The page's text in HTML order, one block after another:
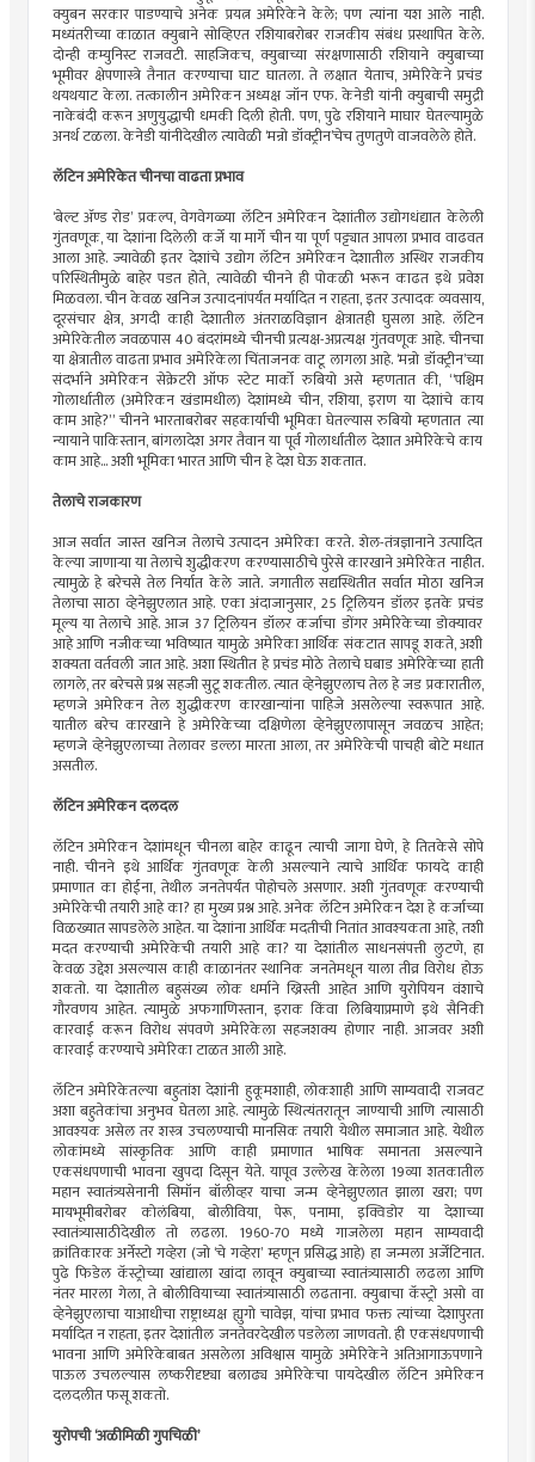
क्युबन सरकार पाडण्याचे अनेक प्रयत्न अमेरिकेने केले; पण त्यांना यश आले नाही.
मध्यंतरीच्या काळात क्युबाने सोव्हिएत रशियाबरोबर राजकीय संबंध प्रस्थापित केले.
दोन्ही कम्युनिस्ट राजवटी. साहजिकच, क्युबाच्या संरक्षणासाठी रशियाने क्युबाच्या
भूमीवर क्षेपणास्त्रे तैनात करण्याचा घाट घातला. ते लक्षात येताच, अमेरिकेने प्रचंड
थयथयाट केला. तत्कालीन अमेरिकन अध्यक्ष जॉन एफ. केनेडी यांनी क्युबाची समुद्री
नाकेबंदी करून अणुयुद्धाची धमकी दिली होती. पण, पुढे रशियाने माघार घेतल्यामुळे
अनर्थ टळला. केनेडी यांनीदेखील त्यावेळी ‌‘मन्रो डॉक्ट्रीन‌’चेच तुणतुणे वाजवलेले होते.
लॅटिन अमेरिकेत चीनचा वाढता प्रभाव
‌‘बेल्ट ॲण्ड रोड‌’ प्रकल्प, वेगवेगळ्या लॅटिन अमेरिकन देशांतील उद्योगधंद्यात केलेली
गुंतवणूक, या देशांना दिलेली कर्जे या मार्गे चीन या पूर्ण पट्ट्यात आपला प्रभाव वाढवत
आला आहे. ज्यावेळी इतर देशांचे उद्योग लॅटिन अमेरिकन देशातील अस्थिर राजकीय
परिस्थितीमुळे बाहेर पडत होते, त्यावेळी चीनने ही पोकळी भरून काढत इथे प्रवेश
मिळवला. चीन केवळ खनिज उत्पादनांपर्यंत मर्यादित न राहता, इतर उत्पादक व्यवसाय,
दूरसंचार क्षेत्र, अगदी काही देशातील अंतराळविज्ञान क्षेत्रातही घुसला आहे. लॅटिन
अमेरिकेतील जवळपास 40 बंदरांमध्ये चीनची प्रत्यक्ष-अप्रत्यक्ष गुंतवणूक आहे. चीनचा
या क्षेत्रातील वाढता प्रभाव अमेरिकेला चिंताजनक वाटू लागला आहे. ‌‘मन्रो डॉक्ट्रीन‌’च्या
संदर्भाने अमेरिकन सेक्रेटरी ऑफ स्टेट मार्को रुबियो असे म्हणतात की, “पश्चिम
गोलार्धातील (अमेरिकन खंडामधील) देशांमध्ये चीन, रशिया, इराण या देशांचे काय
काम आहे?” चीनने भारताबरोबर सहकार्याची भूमिका घेतल्यास रुबियो म्हणतात त्या
न्यायाने पाकिस्तान, बांगलादेश अगर तैवान या पूर्व गोलार्धातील देशात अमेरिकेचे काय
काम आहे... अशी भूमिका भारत आणि चीन हे देश घेऊ शकतात.
तेलाचे राजकारण
आज सर्वात जास्त खनिज तेलाचे उत्पादन अमेरिका करते. शेल-तंत्रज्ञानाने उत्पादित
केल्या जाणाऱ्या या तेलाचे शुद्धीकरण करण्यासाठीचे पुरेसे कारखाने अमेरिकेत नाहीत.
त्यामुळे हे बरेचसे तेल निर्यात केले जाते. जगातील सद्यस्थितीत सर्वात मोठा खनिज
तेलाचा साठा व्हेनेझुएलात आहे. एका अंदाजानुसार, 25 ट्रिलियन डॉलर इतके प्रचंड
मूल्य या तेलाचे आहे. आज 37 ट्रिलियन डॉलर कर्जाचा डोंगर अमेरिकेच्या डोक्यावर
आहे आणि नजीकच्या भविष्यात यामुळे अमेरिका आर्थिक संकटात सापडू शकते, अशी
शक्यता वर्तवली जात आहे. अशा स्थितीत हे प्रचंड मोठे तेलाचे घबाड अमेरिकेच्या हाती
लागले, तर बरेचसे प्रश्न सहजी सुटू शकतील. त्यात व्हेनेझुएलाच तेल हे जड प्रकारातील,
म्हणजे अमेरिकन तेल शुद्धीकरण कारखान्यांना पाहिजे असलेल्या स्वरूपात आहे.
यातील बरेच कारखाने हे अमेरिकेच्या दक्षिणेला व्हेनेझुएलापासून जवळच आहेत;
म्हणजे व्हेनेझुएलाच्या तेलावर डल्ला मारता आला, तर अमेरिकेची पाचही बोटे मधात
असतील.
लॅटिन अमेरिकन दलदल
लॅटिन अमेरिकन देशांमधून चीनला बाहेर काढून त्याची जागा घेणे, हे तितकेसे सोपे
नाही. चीनने इथे आर्थिक गुंतवणूक केली असल्याने त्याचे आर्थिक फायदे काही
प्रमाणात का होईना, तेथील जनतेपर्यंत पोहोचले असणार. अशी गुंतवणूक करण्याची
अमेरिकेची तयारी आहे का? हा मुख्य प्रश्न आहे. अनेक लॅटिन अमेरिकन देश हे कर्जाच्या
विळख्यात सापडलेले आहेत. या देशांना आर्थिक मदतीची नितांत आवश्यकता आहे, तशी
मदत करण्याची अमेरिकेची तयारी आहे का? या देशांतील साधनसंपत्ती लुटणे, हा
केवळ उद्देश असल्यास काही काळानंतर स्थानिक जनतेमधून याला तीव्र विरोध होऊ
शकतो. या देशातील बहुसंख्य लोक धर्माने ख्रिस्ती आहेत आणि युरोपियन वंशाचे
गौरवणय आहेत. त्यामुळे अफगाणिस्तान, इराक किंवा लिबियाप्रमाणे इथे सैनिकी
कारवाई करून विरोध संपवणे अमेरिकेला सहजशक्य होणार नाही. आजवर अशी
कारवाई करण्याचे अमेरिका टाळत आली आहे.
लॅटिन अमेरिकेतल्या बहुतांश देशांनी हुकूमशाही, लोकशाही आणि साम्यवादी राजवट
अशा बहुतेकांचा अनुभव घेतला आहे. त्यामुळे स्थित्यंतरातून जाण्याची आणि त्यासाठी
आवश्यक असेल तर शस्त्र उचलण्याची मानसिक तयारी येथील समाजात आहे. येथील
लोकांमध्ये सांस्कृतिक आणि काही प्रमाणात भाषिक समानता असल्याने
एकसंधपणाची भावना खुपदा दिसून येते. यापूव उल्लेख केलेला 19व्या शतकातील
महान स्वातंत्र्यसेनानी सिमॉन बॉलीव्हर याचा जन्म व्हेनेझुएलात झाला खरा; पण
मायभूमीबरोबर कोलंबिया, बोलीविया, पेरू, पनामा, इक्विडोर या देशाच्या
स्वातंत्र्यासाठीदेखील तो लढला. 1960-70 मध्ये गाजलेला महान साम्यवादी
क्रांतिकारक अर्नेस्टो गव्हेरा (जो ‌‘चे गव्हेरा‌’ म्हणून प्रसिद्ध आहे) हा जन्मला अर्जेंटिनात.
पुढे फिडेल कॅस्ट्रोच्या खांद्याला खांदा लावून क्युबाच्या स्वातंत्र्यासाठी लढला आणि
नंतर मारला गेला, ते बोलीवियाच्या स्वातंत्र्यासाठी लढताना. क्युबाचा कॅस्ट्रो असो वा
व्हेनेझुएलाचा याआधीचा राष्ट्राध्यक्ष ह्युगो चावेझ, यांचा प्रभाव फक्त त्यांच्या देशापुरता
मर्यादित न राहता, इतर देशांतील जनतेवरदेखील पडलेला जाणवतो. ही एकसंधपणाची
भावना आणि अमेरिकेबाबत असलेला अविश्वास यामुळे अमेरिकेने अतिआगाऊपणाने
पाऊल उचलल्यास लष्करीदृष्ट्या बलाढ्य अमेरिकेचा पायदेखील लॅटिन अमेरिकन
दलदलीत फसू शकतो.
युरोपची ‌‘अळीमिळी गुपचिळी‌’